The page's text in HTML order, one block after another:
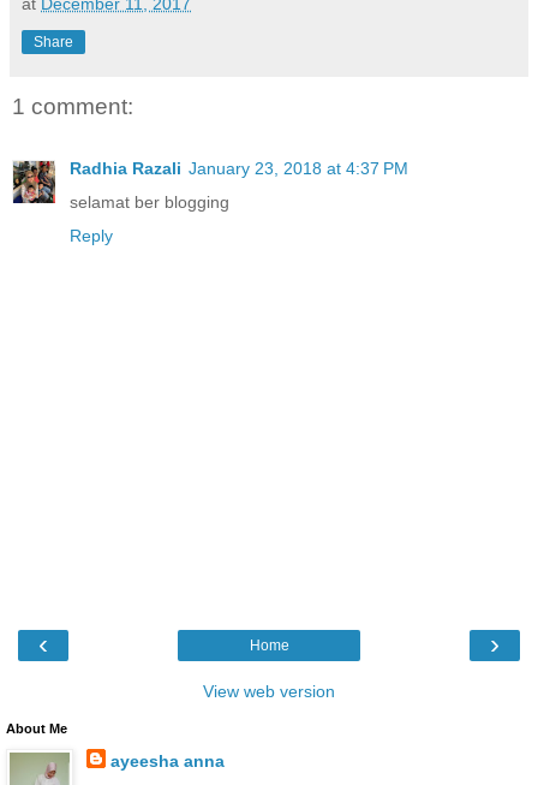
Share
1 comment:
Radhia Razali January 23, 2018 at 4:37 PM
selamat ber blogging
Reply
‹ ›
Home
View web version
About Me
ayeesha anna